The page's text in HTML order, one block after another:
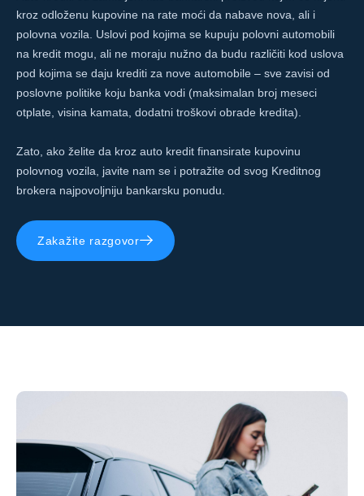
kroz odloženu kupovine na rate moći da nabave nova, ali i
polovna vozila. Uslovi pod kojima se kupuju polovni automobili
na kredit mogu, ali ne moraju nužno da budu različiti kod uslova
pod kojima se daju krediti za nove automobile – sve zavisi od
poslovne politike koju banka vodi (maksimalan broj meseci
otplate, visina kamata, dodatni troškovi obrade kredita).
Zato, ako želite da kroz auto kredit finansirate kupovinu
polovnog vozila, javite nam se i potražite od svog Kreditnog
brokera najpovoljniju bankarsku ponudu.
Zakažite razgovor